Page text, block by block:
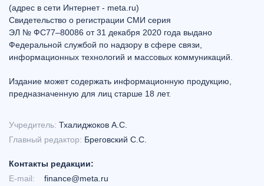
(адрес в сети Интернет - meta.ru)
Свидетельство о регистрации СМИ серия
ЭЛ № ФС77–80086 от 31 декабря 2020 года выдано
Федеральной службой по надзору в сфере связи,
информационных технологий и массовых коммуникаций.
Издание может содержать информационную продукцию,
предназначенную для лиц старше 18 лет.
Учредитель: Тхалиджоков А.С.
Главный редактор: Бреговский С.С.
Контакты редакции:
E-mail:
finance@meta.ru